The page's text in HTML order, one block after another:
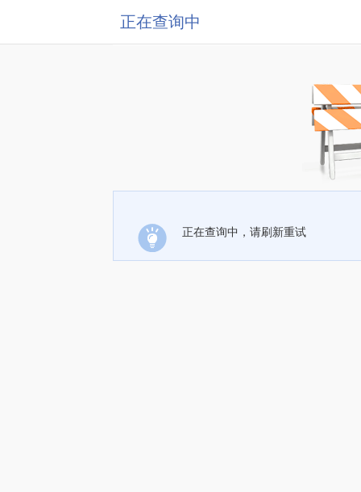
正在查询中
正在查询中，请刷新重试